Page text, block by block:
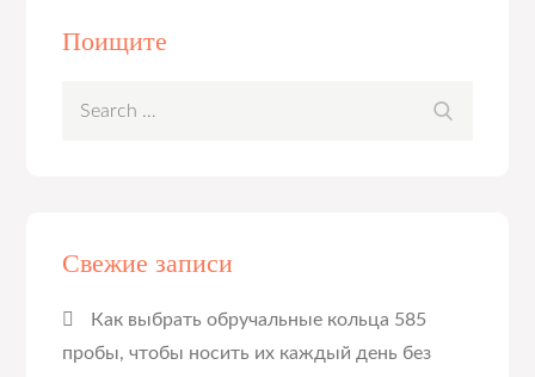
Поищите
Свежие записи
Как выбрать обручальные кольца 585
пробы, чтобы носить их каждый день без